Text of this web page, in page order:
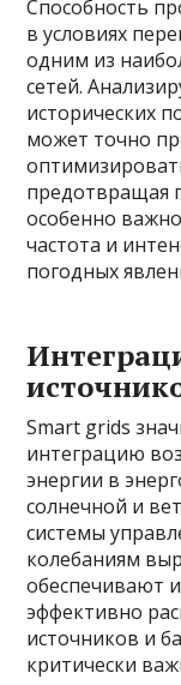
Способность
в условиях
одним из
сетей.
исторических
может точно
предотвращая
особенно
частота и
погодных
Smart grids
интеграцию
энергии в
солнечной и
системы
колебаниям
обеспечивают
эффективно
источников и
критически